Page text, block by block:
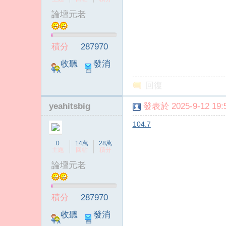
論壇元老
積分
287970
收聽
TA
發消
息
yeahitsbig
0
主題
14萬
回帖
28萬
積分
論壇元老
積分
287970
收聽
TA
發消
息
發表於 2025-9-12
104.7